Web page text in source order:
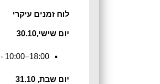
לוח זמנים עיקרי
יום שישי,30.10
- 10:00–18:00
יום שבת, 31.10